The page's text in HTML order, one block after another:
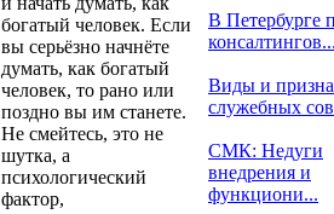
богатый человек. Если
вы серьёзно начнёте
думать, как богатый
человек, то рано или
поздно вы им станете.
Не смейтесь, это не
шутка, а
психологический
фактор,
В Петербурге
Виды и
служебных
СМК: Недуги
внедрения и
функциони...